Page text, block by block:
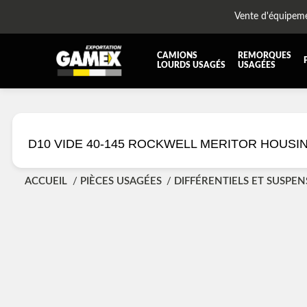
Vente
CAMIONS
LOURDS USAGÉS
REMORQUES
USAGÉES
DIFFÉRENTIELS ET SUSPENSIONS
KIT HYDRAULIQUE
D10 VIDE 40-145 ROCKWELL MERITOR
ACCUEIL PIÈCES USAGÉES DIFFÉRENTIELS ET